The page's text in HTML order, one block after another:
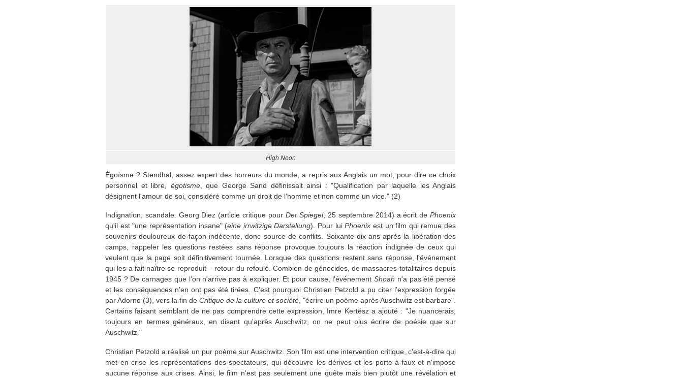
High Noon
Égoïsme ? Stendhal, assez expert des horreurs du monde, a repris aux Anglais un mot, pour dire ce choix
personnel et libre, égotisme, que George Sand définissait ainsi : "Qualification par laquelle les Anglais
désignent l'amour de soi, considéré comme un droit de l'homme et non comme un vice." (2)
Indignation, scandale. Georg Diez (article critique pour Der Spiegel, 25 septembre 2014) a écrit dePhoenix
qu'il est "une représentation insane" (eine irrwitzige Darstellung). Pour luiPhoenix est un film qui remue des
souvenirs douloureux de façon indécente, donc source de conflits. Soixante-dix ans après la libération des
camps, rappeler les questions restées sans réponse provoque toujours la réaction indignée de ceux qui
veulent que la page soit définitivement tournée. Lorsque des questions restent sans réponse, l'événement
qui les a fait naître se reproduit – retour du refoulé. Combien de génocides, de massacres totalitaires depuis
1945 ? De carnages que l'on n'arrive pas à expliquer. Et pour cause, l'événementShoah n'a pas été pensé
et les conséquences n'en ont pas été tirées. C'est pourquoi Christian Petzold a pu citer l'expression forgée
par Adorno (3), vers la fin de Critique de la culture et société, "écrire un poème après Auschwitz est barbare".
Certains faisant semblant de ne pas comprendre cette expression, Imre Kertész a ajouté : "Je nuancerais,
toujours en termes généraux, en disant qu'après Auschwitz, on ne peut plus écrire de poésie que sur
Auschwitz."
Christian Petzold a réalisé un pur poème sur Auschwitz. Son film est une intervention critique, c'est-à-dire qui
met en crise les représentations des spectateurs, qui découvre les dérives et les porte-à-faux et n'impose
aucune réponse aux crises. Ainsi, le film n'est pas seulement une quête mais bien plutôt une révélation et